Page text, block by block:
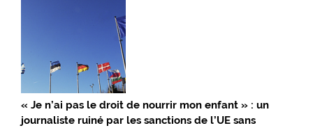
« Je n’ai pas le droit de nourrir mon enfant » : un
journaliste ruiné par les sanctions de l’UE sans